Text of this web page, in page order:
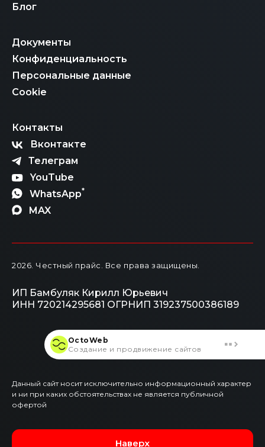
Блог
Документы
Конфиденциальность
Персональные данные
Cookie
Контакты
Вконтакте
Телеграм
YouTube
WhatsApp*
MAX
2026 . Честный прайс. Все права защищены.
ИП Бамбуляк Кирилл Юрьевич
ИНН 720214295681 ОГРНИП 319237500386189
Данный сайт носит исключительно информационный характер
и ни при каких обстоятельствах не является публичной
офертой
Наверх
OctoWeb
Создание и продвижение сайтов